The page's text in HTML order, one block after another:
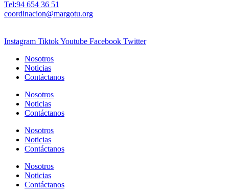
Tel:94 654 36 51
coordinacion@margotu.org
Instagram TiktokYoutube Facebook Twitter
Nosotros
Noticias
Contáctanos
Nosotros
Noticias
Contáctanos
Nosotros
Noticias
Contáctanos
Nosotros
Noticias
Contáctanos